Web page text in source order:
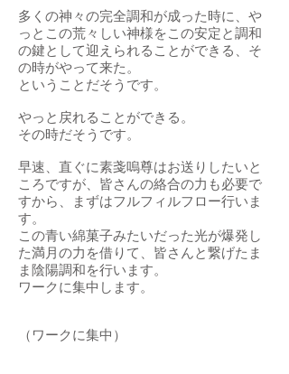
多くの神々の完全調和が成った時に、や
っとこの荒々しい神様をこの安定と調和
の鍵として迎えられることができる、そ
の時がやって来た。
ということだそうです。
やっと戻れることができる。
その時だそうです。
早速、直ぐに素戔嗚尊はお送りしたいと
ころですが、皆さんの絡合の力も必要で
すから、まずはフルフィルフロー行いま
す。
この青い綿菓子みたいだった光が爆発し
た満月の力を借りて、皆さんと繋げたま
ま陰陽調和を行います。
ワークに集中します。
（ワークに集中）